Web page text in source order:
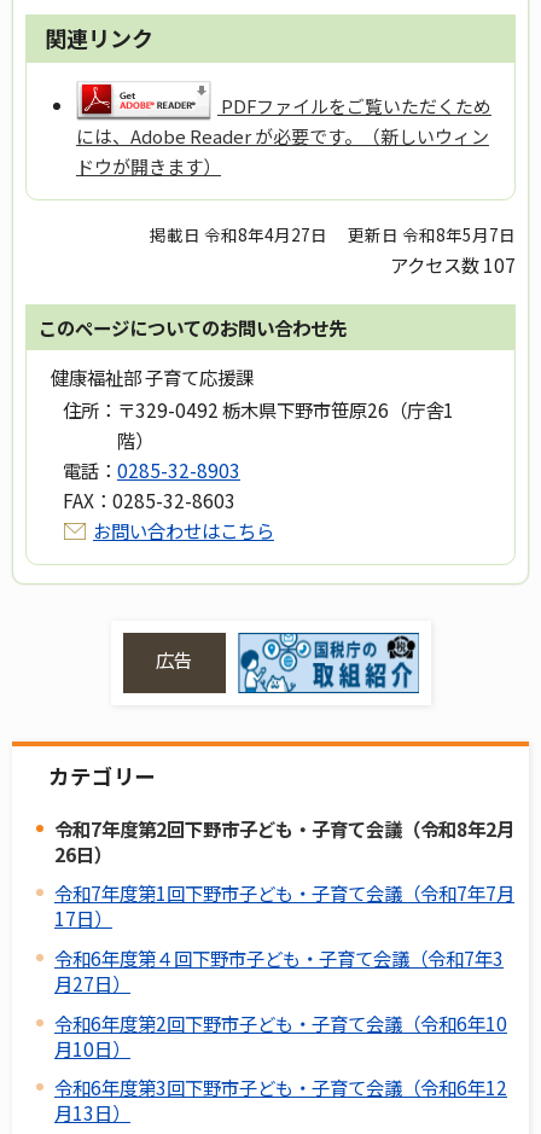
関連リンク
PDFファイルをご覧いただくため
には、Adobe Reader が必要です。（新しいウィン
ドウが開きます）
掲載日 令和8年4月27日 更新日 令和8年5月7日
アクセス数107
このページについてのお問い合わせ先
健康福祉部 子育て応援課
住所： 〒329-0492 栃木県下野市笹原26（庁舎1
階）
電話： 0285-32-8903
FAX： 0285-32-8603
お問い合わせはこちら
広告
カテゴリー
令和7年度第2回下野市子ども・子育て会議（令和8年2月
26日）
令和7年度第1回下野市子ども・子育て会議（令和7年7月
17日）
令和6年度第４回下野市子ども・子育て会議（令和7年3
月27日）
令和6年度第2回下野市子ども・子育て会議（令和6年10
月10日）
令和6年度第3回下野市子ども・子育て会議（令和6年12
月13日）